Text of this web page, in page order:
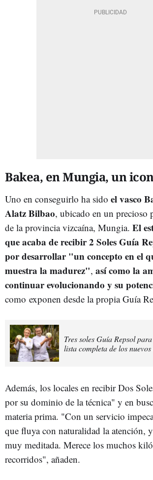
Bakea, en Mungia, un
Uno en conseguirlo ha sido el vasco
Alatz Bilbao, ubicado en un precioso
de la provincia vizcaína, Mungia. El
que acaba de recibir 2 Soles Guía
por desarrollar "un concepto en el
muestra la madurez", así como la
continuar evolucionando y su
como exponen desde la propia Guía
Tres soles Guía Repsol
lista completa de los
Además, los locales en recibir Dos
por su dominio de la técnica" y en
materia prima. "Con un servicio
que fluya con naturalidad la atención,
muy meditada. Merece los muchos
recorridos", añaden.